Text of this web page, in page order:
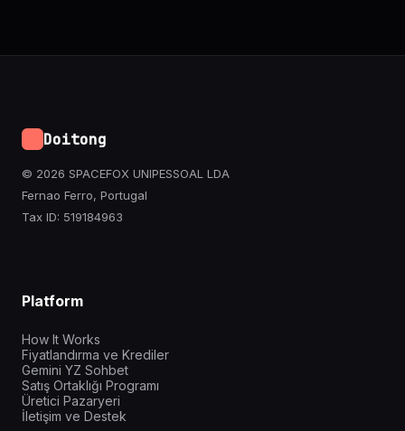
Doitong
© 2026 SPACEFOX UNIPESSOAL LDA
Fernao Ferro, Portugal
Tax ID: 519184963
Platform
How It Works
Fiyatlandırma ve Krediler
Gemini YZ Sohbet
Satış Ortaklığı Programı
Üretici Pazaryeri
İletişim ve Destek